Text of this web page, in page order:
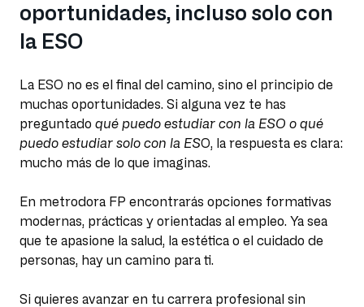
oportunidades, incluso solo con
la ESO
La ESO no es el final del camino, sino el principio de
muchas oportunidades. Si alguna vez te has
preguntado qué puedo estudiar con la ESO o qué
puedo estudiar solo con la ESO, la respuesta es clara:
mucho más de lo que imaginas.
En metrodora FP encontrarás opciones formativas
modernas, prácticas y orientadas al empleo. Ya sea
que te apasione la salud, la estética o el cuidado de
personas, hay un camino para ti.
Si quieres avanzar en tu carrera profesional sin